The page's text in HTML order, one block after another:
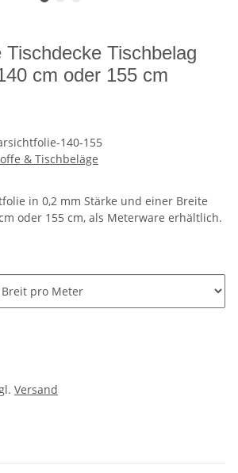
Tischdecke Tischbelag
cm oder 155 cm
140-155
& Tischbeläge
in 0,2 mm Stärke und einer Breite
oder 155 cm, als Meterware erhältlich.
Versand